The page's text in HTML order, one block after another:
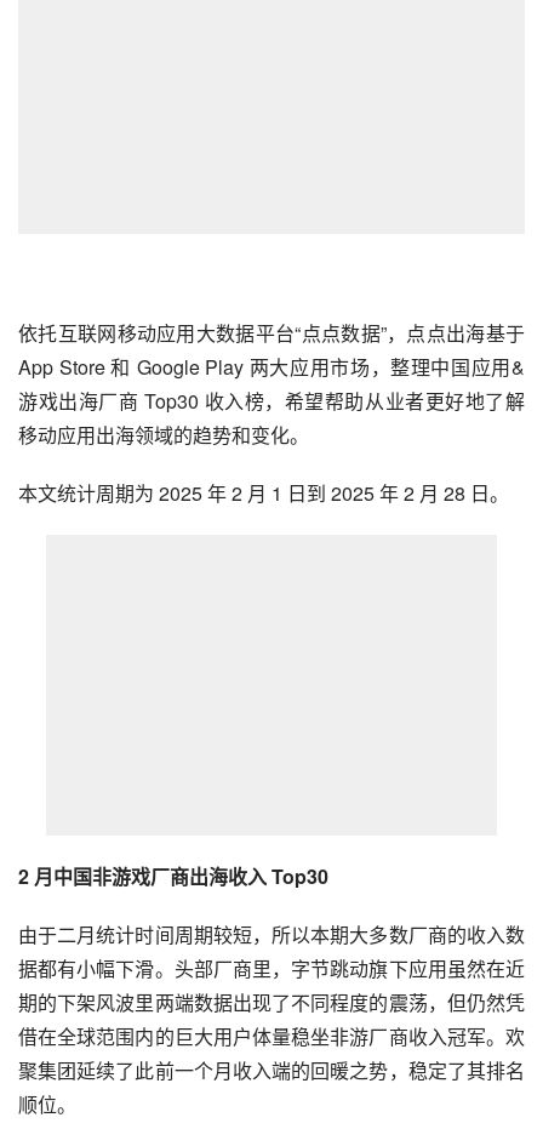
依托互联网移动应用大数据平台“点点数据”，点点出海基于
App Store 和 Google Play 两大应用市场，整理中国应用&
游戏出海厂商 Top30 收入榜，希望帮助从业者更好地了解
移动应用出海领域的趋势和变化。
本文统计周期为 2025 年 2 月 1 日到 2025 年 2 月 28 日。
2 月中国非游戏厂商出海收入 Top30
由于二月统计时间周期较短，所以本期大多数厂商的收入数
据都有小幅下滑。头部厂商里，字节跳动旗下应用虽然在近
期的下架风波里两端数据出现了不同程度的震荡，但仍然凭
借在全球范围内的巨大用户体量稳坐非游厂商收入冠军。欢
聚集团延续了此前一个月收入端的回暖之势，稳定了其排名
顺位。